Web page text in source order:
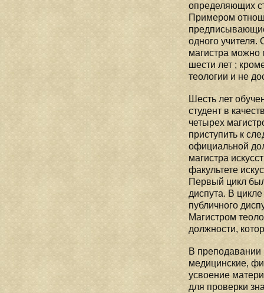
определяющих
Примером
одного учителя.
магистра можно
шести лет ;
теологии и не
Шесть лет
студент в
четырех
приступить к
официальной
магистра
факультете
Первый цикл
диспута. В
публичного
Магистром
должности,
В преподавании
медицинские,
усвоение
для проверки